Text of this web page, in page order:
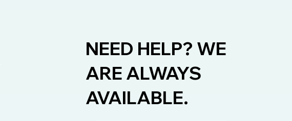
NEED HELP? WE
ARE ALWAYS
AVAILABLE.